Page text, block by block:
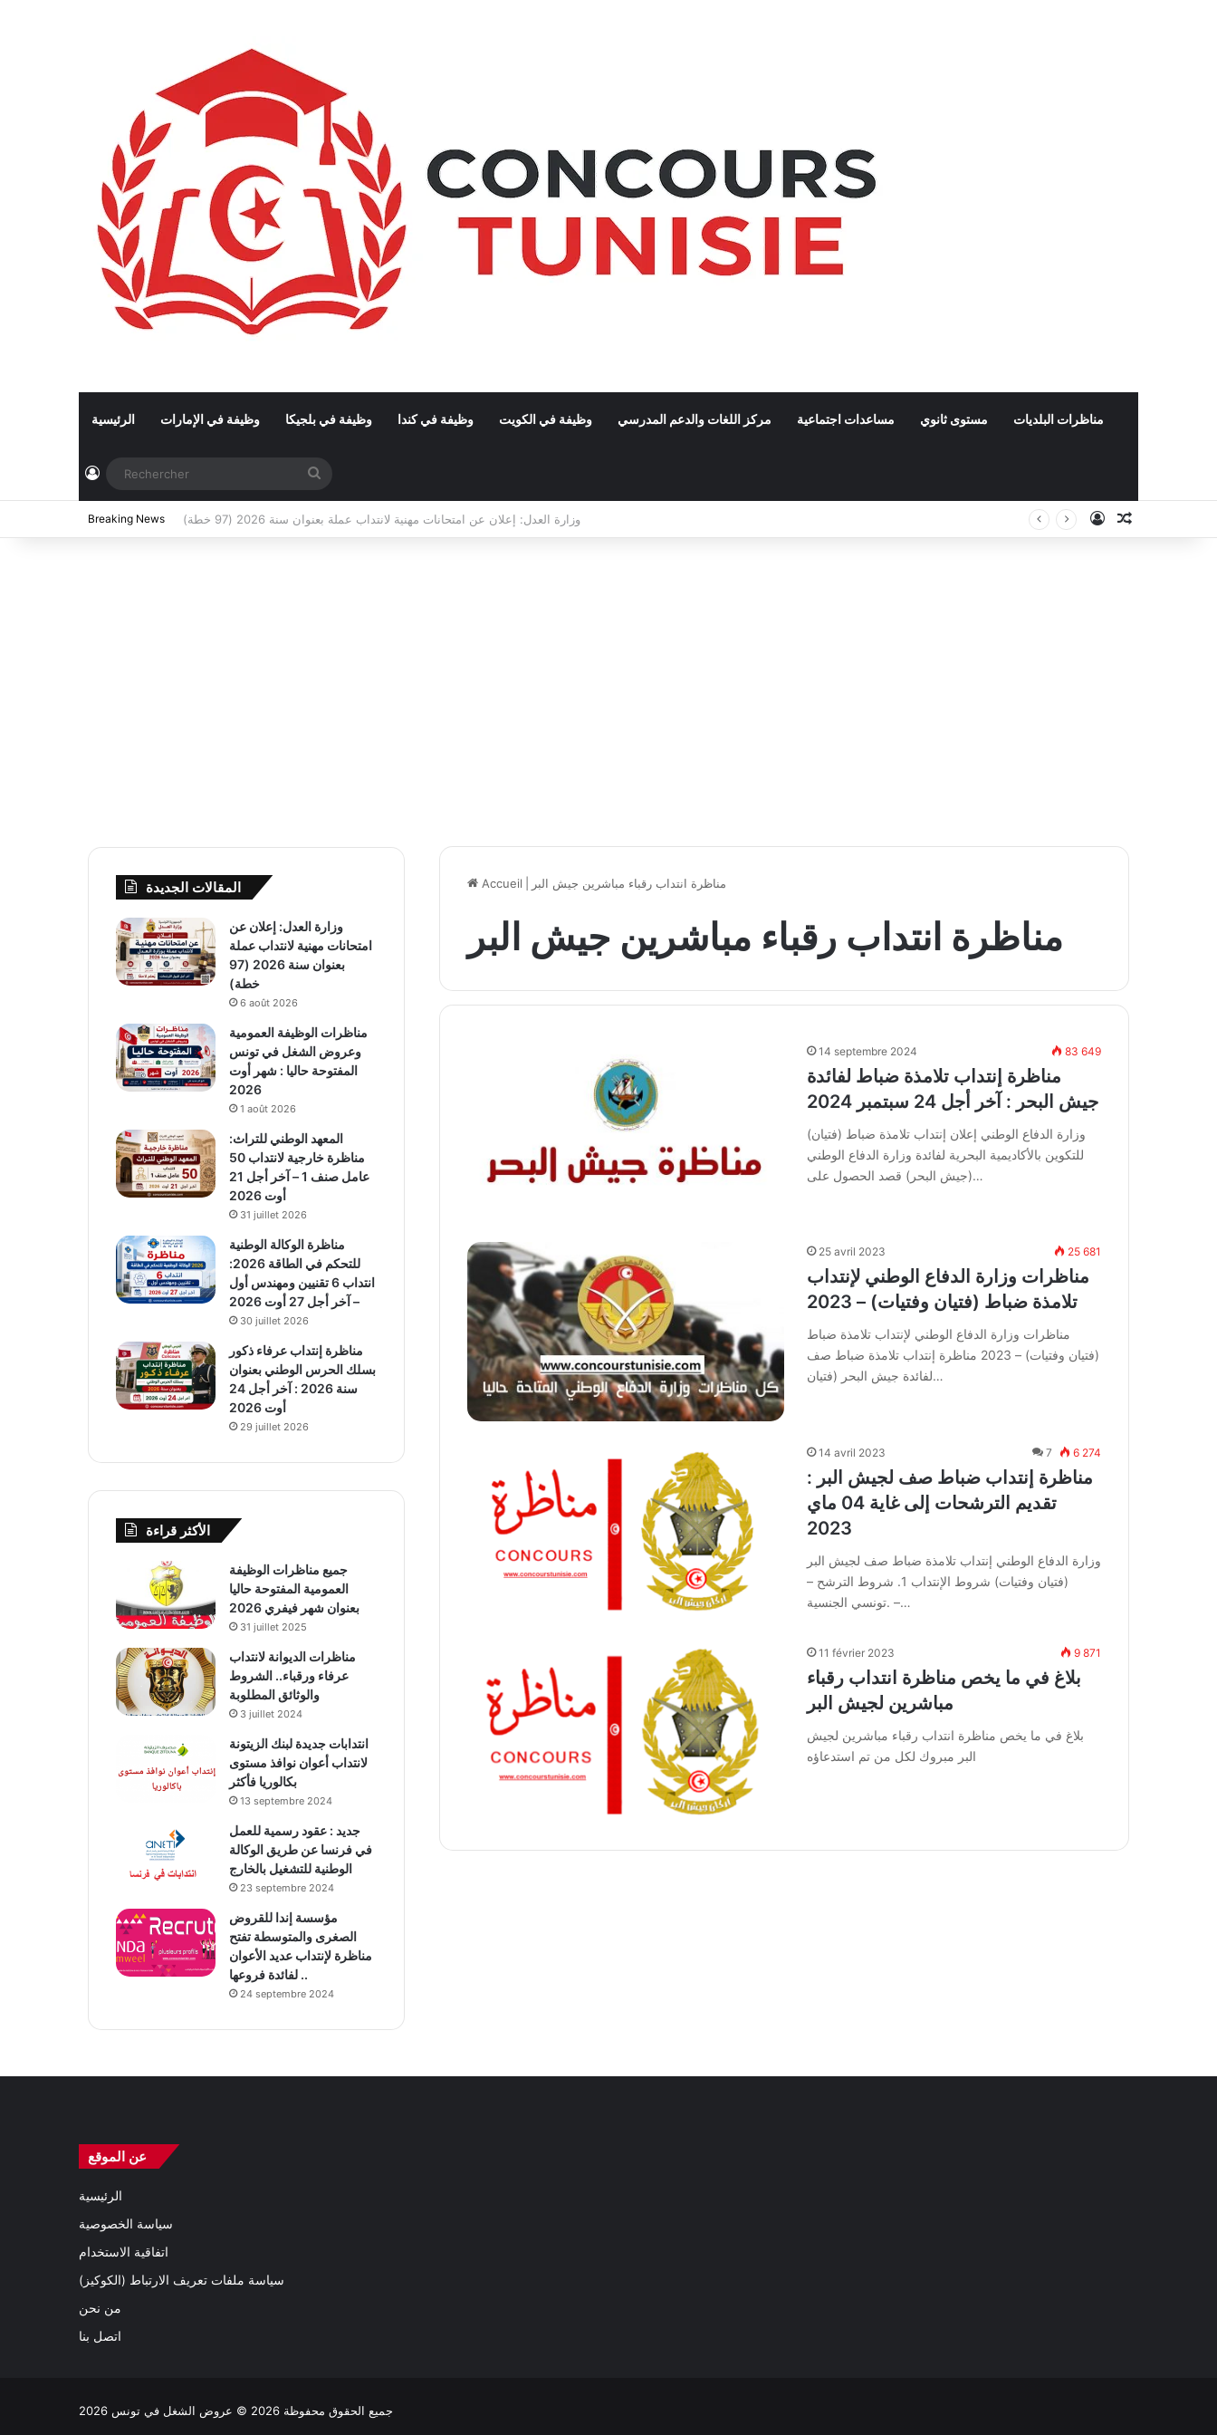
الرئيسية وظيفة في الإمارات وظيفة في بلجيكا وظيفة في كندا وظيفة في الكويت مركز اللغات والدعم المدرسي مساعدات اجتماعية مستوى ثانوي مناظرات البلديات
Connexion
Breaking News مناظرات الوظيفة العمومية وعروض الشغل في تونس المفتوحة حاليا : شهر أوت 2026 Connexion
Accueil مناظرة انتداب رقباء مباشرين جيش البر
مناظرة انتداب رقباء مباشرين جيش البر
14 septembre 2024 83 649
مناظرة إنتداب تلامذة ضباط لفائدة
جيش البحر : آخر أجل 24 سبتمبر 2024
وزارة الدفاع الوطني إعلان إنتداب تلامذة ضباط (فتيان)
للتكوين بالأكاديمية البحرية لفائدة وزارة الدفاع الوطني
(جيش البحر) قصد الحصول على…
25 avril 2023 25 681
مناظرات وزارة الدفاع الوطني لإنتداب
تلامذة ضباط (فتيان وفتيات) – 2023
مناظرات وزارة الدفاع الوطني لإنتداب تلامذة ضباط
(فتيان وفتيات) – 2023 مناظرة إنتداب تلامذة ضباط صف
لفائدة جيش البحر (فتيان…
14 avril 2023 7 6 274
مناظرة إنتداب ضباط صف لجيش البر :
تقديم الترشحات إلى غاية 04 ماي
2023
وزارة الدفاع الوطني إنتداب تلامذة ضباط صف لجيش البر
(فتيان وفتيات) شروط الإنتداب 1. شروط الترشح –
تونسي الجنسية. –…
11 février 2023 9 871
بلاغ في ما يخص مناظرة انتداب رقباء
مباشرين لجيش البر
بلاغ في ما يخص مناظرة انتداب رقباء مباشرين لجيش
البر مبروك لكل من تم استدعاؤه
المقالات الجديدة
وزارة العدل: إعلان عن
امتحانات مهنية لانتداب عملة
بعنوان سنة 2026 (97
خطة)
6 août 2026
مناظرات الوظيفة العمومية
وعروض الشغل في تونس
المفتوحة حاليا : شهر أوت
2026
1 août 2026
المعهد الوطني للتراث:
مناظرة خارجية لانتداب 50
عامل صنف 1 – آخر أجل 21
أوت 2026
31 juillet 2026
مناظرة الوكالة الوطنية
للتحكم في الطاقة 2026:
انتداب 6 تقنيين ومهندس أول
– آخر أجل 27 أوت 2026
30 juillet 2026
مناظرة إنتداب عرفاء ذكور
بسلك الحرس الوطني بعنوان
سنة 2026 : آخر أجل 24
أوت 2026
29 juillet 2026
الأكثر قراءة
جميع مناظرات الوظيفة
العمومية المفتوحة حاليا
بعنوان شهر فيفري 2026
31 juillet 2025
مناظرات الديوانة لانتداب
عرفاء ورقباء.. الشروط
والوثائق المطلوبة
3 juillet 2024
انتدابات جديدة لبنك الزيتونة
لانتداب أعوان نوافذ مستوى
بكالوريا فأكثر
13 septembre 2024
جديد : عقود رسمية للعمل
في فرنسا عن طريق الوكالة
الوطنية للتشغيل بالخارج
23 septembre 2024
مؤسسة إندا للقروض
الصغرى والمتوسطة تفتح
مناظرة لإنتداب عديد الأعوان
لفائدة فروعها ..
24 septembre 2024
عن الموقع
الرئيسية
سياسة الخصوصية
اتفاقية الاستخدام
سياسة ملفات تعريف الارتباط (الكوكيز)
من نحن
اتصل بنا
جميع الحقوق محفوظة 2026 © عروض الشغل في تونس 2026